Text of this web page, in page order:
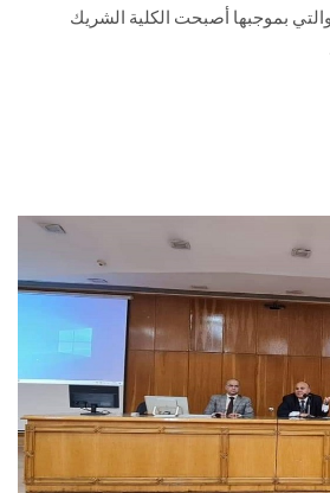
بموجبها أصبحت الكلية الشريك